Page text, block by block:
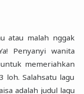
atau malah nggak
Penyanyi wanita
memeriahkan
loh. ‎Salahsatu lagu
adalah judul lagu